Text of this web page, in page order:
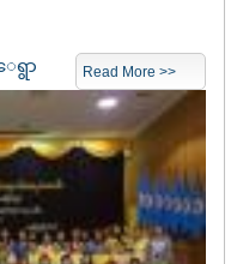
Read More >>
ရွာ